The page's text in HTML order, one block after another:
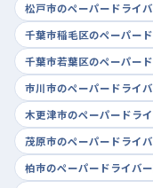
松戸市のペーパードライ
千葉市稲毛区のペーパー
千葉市若葉区のペーパー
市川市のペーパードライ
木更津市のペーパードラ
茂原市のペーパードライ
柏市のペーパードライバ